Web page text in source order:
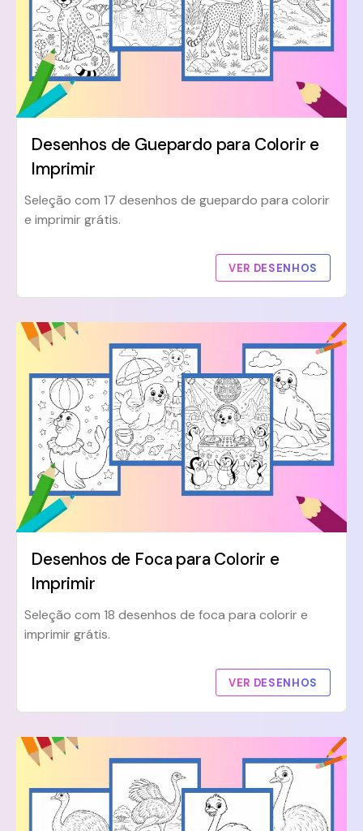
Desenhos de Guepardo para Colorir e
Imprimir
Seleção com 17 desenhos de guepardo para colorir
e imprimir grátis.
VER DESENHOS
Desenhos de Foca para Colorir e
Imprimir
Seleção com 18 desenhos de foca para colorir e
imprimir grátis.
VER DESENHOS